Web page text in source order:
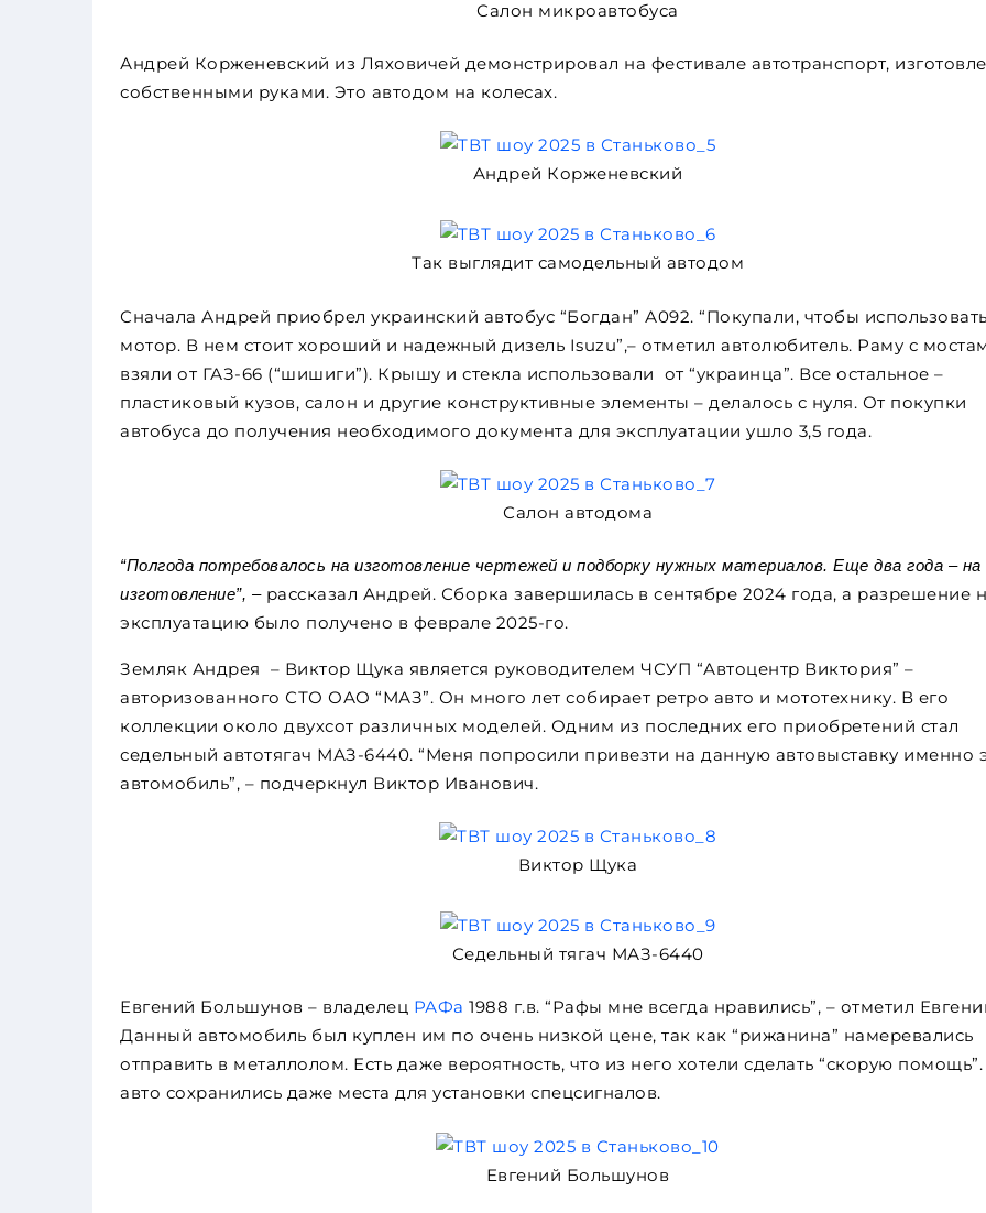
Салон микроавтобуса
Андрей Корженевский из Ляховичей демонстрировал на фестивале автотранспорт,
собственными руками. Это автодом на колесах.
Андрей Корженевский
Так выглядит самодельный автодом
Сначала Андрей приобрел украинский автобус “Богдан” А092. “Покупали, чтобы
мотор. В нем стоит хороший и надежный дизель Isuzu”,– отметил автолюбитель. Раму с
взяли от ГАЗ-66 (“шишиги”). Крышу и стекла использовали от “украинца”. Все остальное –
пластиковый кузов, салон и другие конструктивные элементы – делалось с нуля. От покупки
автобуса до получения необходимого документа для эксплуатации ушло 3,5 года.
Салон автодома
“Полгода потребовалось на изготовление чертежей и подборку нужных материалов. Еще два года – на
изготовление”, –рассказал Андрей. Сборка завершилась в сентябре 2024 года, а разрешение
эксплуатацию было получено в феврале 2025-го.
Земляк Андрея – Виктор Щука является руководителем ЧСУП “Автоцентр Виктория” –
авторизованного СТО ОАО “МАЗ”. Он много лет собирает ретро авто и мототехнику. В его
коллекции около двухсот различных моделей. Одним из последних его приобретений стал
седельный автотягач МАЗ-6440. “Меня попросили привезти на данную автовыставку именно
автомобиль”, – подчеркнул Виктор Иванович.
Виктор Щука
Седельный тягач МАЗ-6440
Евгений Большунов – владелец РАФа 1988 г.в. “Рафы мне всегда нравились”, – отметил
Данный автомобиль был куплен им по очень низкой цене, так как “рижанина” намеревались
отправить в металлолом. Есть даже вероятность, что из него хотели сделать “скорую
авто сохранились даже места для установки спецсигналов.
Евгений Большунов